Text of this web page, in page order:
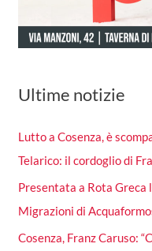
Ultime notizie
Lutto a Cosenza, è
Telarico: il cordoglio di
Presentata a Rota Greca
Migrazioni di
Cosenza, Franz Caruso: